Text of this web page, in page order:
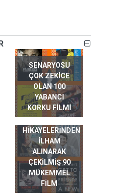
SENARYOSU
ÇOK ZEKICE
OLAN 100
YABANCI
KORKU FILMI
GERÇEK HAYAT
HIKAYELERINDEN
ILHAM
ALINARAK
ÇEKILMIŞ 90
MÜKEMMEL
FILM